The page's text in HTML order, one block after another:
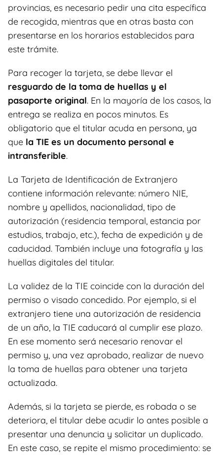
provincias, es necesario pedir una cita específica
de recogida, mientras que en otras basta con
presentarse en los horarios establecidos para
este trámite.
Para recoger la tarjeta, se debe llevar el
resguardo de la toma de huellas y el
pasaporte original. En la mayoría de los casos, la
entrega se realiza en pocos minutos. Es
obligatorio que el titular acuda en persona, ya
que la TIE es un documento personal e
intransferible.
La Tarjeta de Identificación de Extranjero
contiene información relevante: número NIE,
nombre y apellidos, nacionalidad, tipo de
autorización (residencia temporal, estancia por
estudios, trabajo, etc.), fecha de expedición y de
caducidad. También incluye una fotografía y las
huellas digitales del titular.
La validez de la TIE coincide con la duración del
permiso o visado concedido. Por ejemplo, si el
extranjero tiene una autorización de residencia
de un año, la TIE caducará al cumplir ese plazo.
En ese momento será necesario renovar el
permiso y, una vez aprobado, realizar de nuevo
la toma de huellas para obtener una tarjeta
actualizada.
Además, si la tarjeta se pierde, es robada o se
deteriora, el titular debe acudir lo antes posible a
presentar una denuncia y solicitar un duplicado.
En este caso, se repite el mismo procedimiento: se